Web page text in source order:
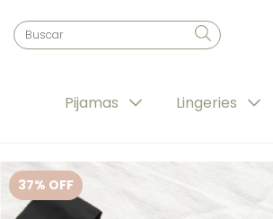
Pijamas Lingeries
37% OFF